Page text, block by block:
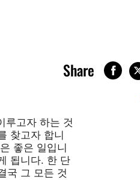
Share
루고자 하는 것
찾고자 합니
좋은 일입니
됩니다. 한 단
국 그 모든 것